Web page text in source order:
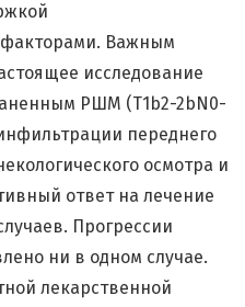
Важным
исследование
РШМ (T1b2-2bN0-
переднего
осмотра и
ответ на лечение
Прогрессии
ни в одном случае.
лекарственной